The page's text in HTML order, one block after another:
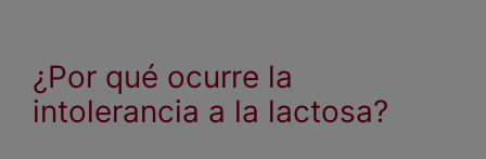
¿Por qué ocurre la
intolerancia a la lactosa?